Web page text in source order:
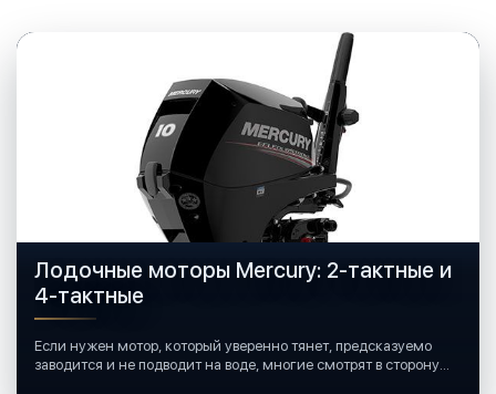
Лодочные моторы Mercury: 2-тактные и
4-тактные
Если нужен мотор, который уверенно тянет, предсказуемо
заводится и не подводит на воде, многие смотрят в сторону